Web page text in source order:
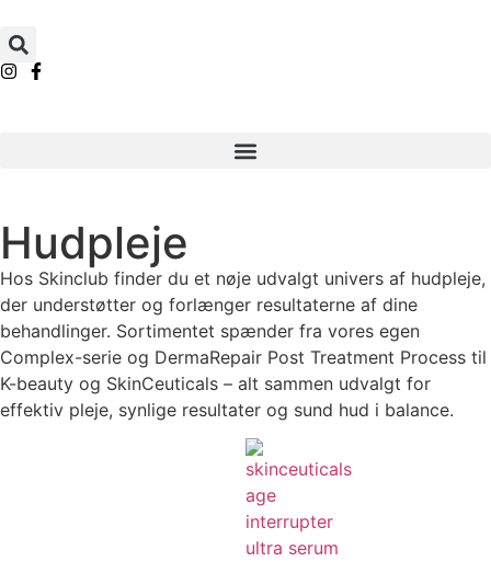
Hudpleje
Hos Skinclub finder du et nøje udvalgt univers af hudpleje,
der understøtter og forlænger resultaterne af dine
behandlinger. Sortimentet spænder fra vores egen
Complex-serie og DermaRepair Post Treatment Process til
K-beauty og SkinCeuticals – alt sammen udvalgt for
effektiv pleje, synlige resultater og sund hud i balance.